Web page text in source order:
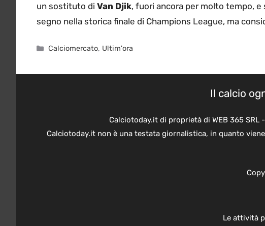
un sostituto di Van Djik, fuori ancora per molto tempo, e
segno nella storica finale di Champions League, ma
Categorie
Calciomercato, Ultim'ora
Il calcio
Calciotoday.it di proprietà di WEB 365 SRL
Calciotoday.it non è una testata giornalistica, in quanto
Le attività